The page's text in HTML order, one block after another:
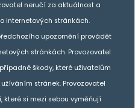
neručí za aktuálnost a
internetových stránkách.
upozornění provádět
stránkách. Provozovatel
škody, které uživatelům
stránek. Provozovatel
si mezi sebou vyměňují